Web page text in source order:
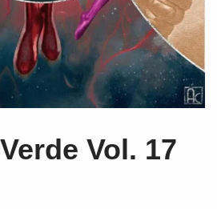
Vol. 17